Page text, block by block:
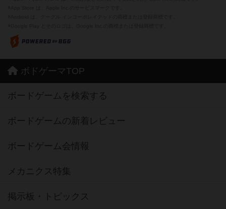
ボドゲーマTOP
ボードゲームを検索する
ボードゲームの新着レビュー
ボードゲーム会情報
メカニクス特集
掲示板・トピックス